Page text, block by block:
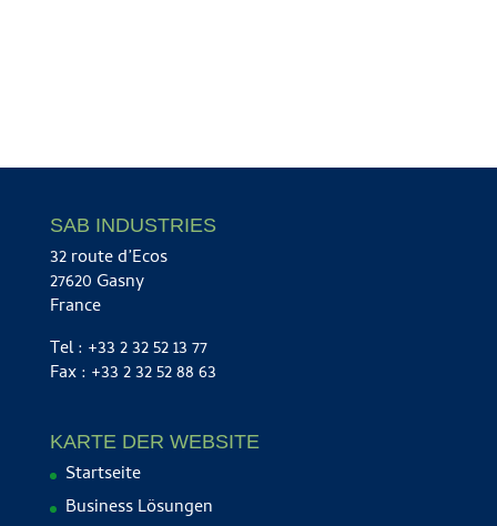
SAB INDUSTRIES
32 route d’Ecos
27620 Gasny
France
Tel : +33 2 32 52 13 77
Fax : +33 2 32 52 88 63
KARTE DER WEBSITE
Startseite
Business Lösungen